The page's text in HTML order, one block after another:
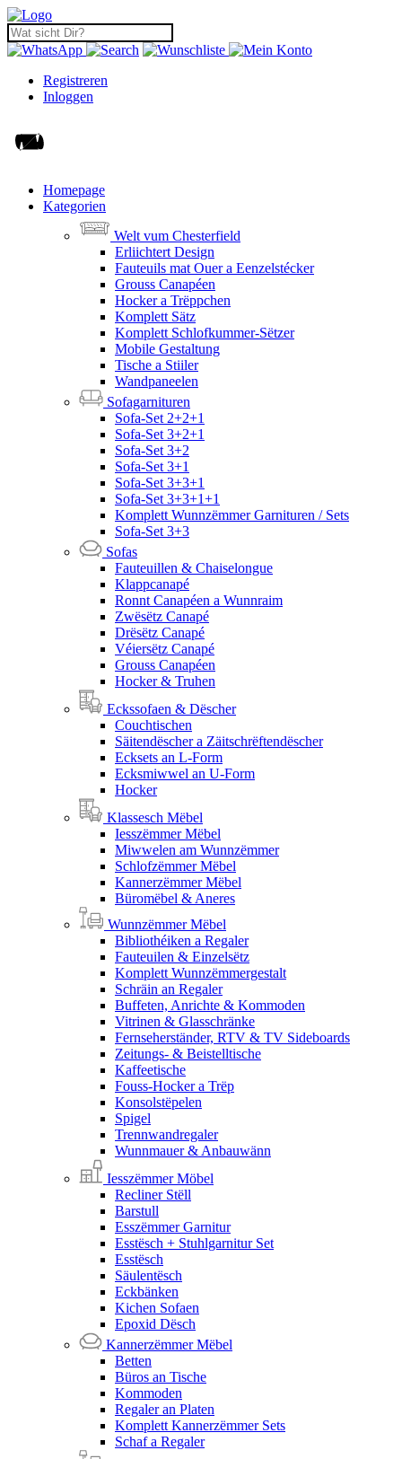
Registreren
Inloggen
Homepage
Kategorien
Welt vum Chesterfield
Erliichtert Design
Fauteuils mat Ouer a Eenzelstécker
Grouss Canapéen
Hocker a Trëppchen
Komplett Sätz
Komplett Schlofkummer-Sëtzer
Mobile Gestaltung
Tische a Stiiler
Wandpaneelen
Sofagarnituren
Sofa-Set 2+2+1
Sofa-Set 3+2+1
Sofa-Set 3+2
Sofa-Set 3+1
Sofa-Set 3+3+1
Sofa-Set 3+3+1+1
Komplett Wunnzëmmer Garnituren / Sets
Sofa-Set 3+3
Sofas
Fauteuillen & Chaiselongue
Klappcanapé
Ronnt Canapéen a Wunnraim
Zwësëtz Canapé
Drësëtz Canapé
Véiersëtz Canapé
Grouss Canapéen
Hocker & Truhen
Eckssofaen & Dëscher
Couchtischen
Säitendëscher a Zäitschrëftendëscher
Ecksets an L-Form
Ecksmiwwel an U-Form
Hocker
Klassesch Mëbel
Iesszëmmer Mëbel
Miwwelen am Wunnzëmmer
Schlofzëmmer Mëbel
Kannerzëmmer Mëbel
Büromëbel & Aneres
Wunnzëmmer Mëbel
Bibliothéiken a Regaler
Fauteuilen & Einzelsëtz
Komplett Wunnzëmmergestalt
Schräin an Regaler
Buffeten, Anrichte & Kommoden
Vitrinen & Glasschränke
Fernseherständer, RTV & TV Sideboards
Zeitungs- & Beistelltische
Kaffeetische
Fouss-Hocker a Trëp
Konsolstëpelen
Spigel
Trennwandregaler
Wunnmauer & Anbauwänn
Iesszëmmer Möbel
Recliner Stëll
Barstull
Esszëmmer Garnitur
Esstësch + Stuhlgarnitur Set
Esstësch
Säulentësch
Eckbänken
Kichen Sofaen
Epoxid Dësch
Kannerzëmmer Mëbel
Betten
Büros an Tische
Kommoden
Regaler an Platen
Komplett Kannerzëmmer Sets
Schaf a Regaler